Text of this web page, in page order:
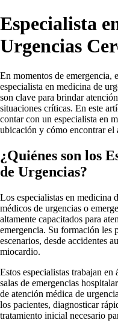
Especialista
Urgencias
En momentos de emergencia,
especialista en medicina de
son clave para brindar
situaciones críticas. En este
contar con un especialista en
ubicación y cómo encontrar el
¿Quiénes son los
de Urgencias?
Los especialistas en medicina
médicos de urgencias o
altamente capacitados para
emergencia. Su formación les
escenarios, desde accidentes
miocardio.
Estos especialistas trabajan en
salas de emergencias
de atención médica de
los pacientes, diagnosticar
tratamiento inicial necesario